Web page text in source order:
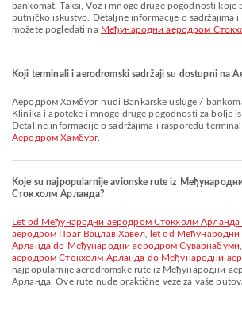
bankomat, Taksi, Voz i mnoge druge pogodnosti koje
putničko iskustvo. Detaljne informacije o sadržajima i
možete pogledati na Међународни аеродром
Koji terminali i aerodromski sadržaji su dostupni na
Аеродром Хамбург nudi Bankarske usluge / bankomat, Parking mesta,
Klinika i apoteke i mnoge druge pogodnosti za bolje
Detaljne informacije o sadržajima i rasporedu
Аеродром Хамбург.
Koje su najpopularnije avionske rute iz
Стокхолм Арланда?
let od Међународни аеродром Стокхолм Арланда do Међународни
аеродром Праг Вацлав Хавел,
let od
Арланда do Међународни аеродром Суварнабуми
аеродром Стокхолм Арланда do Међународни
najpopularnije aerodromske rute iz Међународни
Арланда. Ove rute nude praktične veze za vaše